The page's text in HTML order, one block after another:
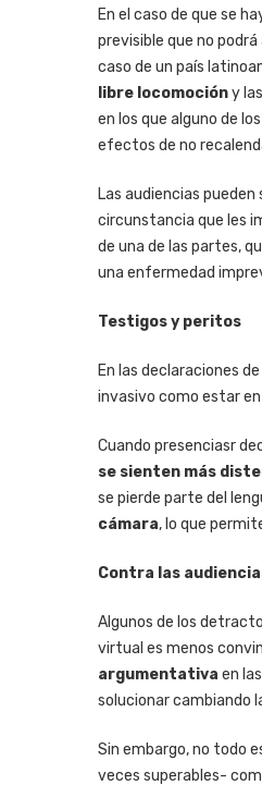
En el caso de que se
previsible que no
caso de un país
libre locomocióny
en los que alguno de
efectos de no
Las audiencias
circunstancia que les
de una de las partes,
una enfermedad
Testigos y peritos
En las declaraciones
invasivo como estar en
Cuando presenciasr
se sienten más
se pierde parte del
cámara, lo que
Contra las
Algunos de los
virtual es menos
argumentativa en
solucionar cambiando
Sin embargo, no todo
veces superables-